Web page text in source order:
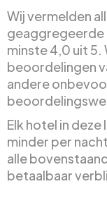
Wij vermelden
geaggregeerde
minste 4,0 uit 5.
beoordelingen
andere
Elk hotel in
minder per
alle
betaalbaar